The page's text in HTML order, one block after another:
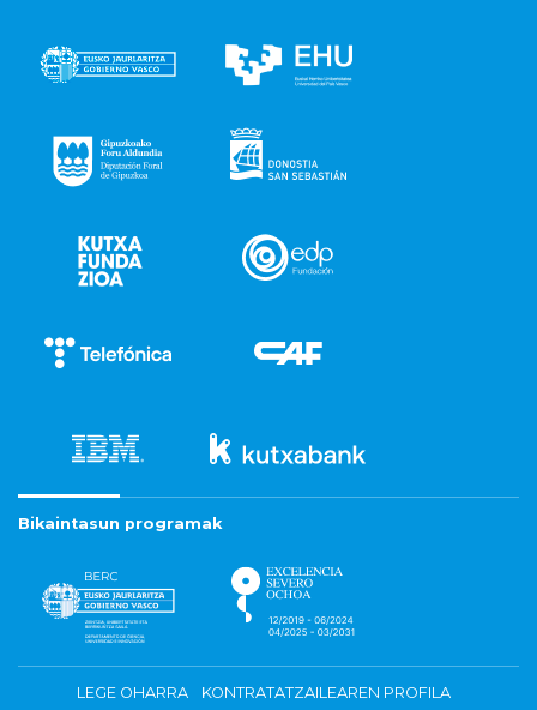
Bikaintasun programak
LEGE OHARRA
KONTRATATZAILEAREN PROFILA